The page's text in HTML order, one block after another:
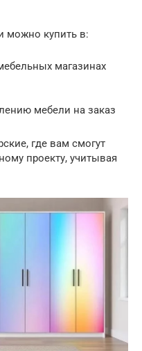
купить в:
магазинах
мебели на заказ
где вам смогут
проекту, учитывая